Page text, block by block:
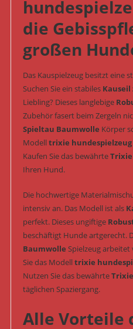
die
großen
Das Kauspielzeug besitzt eine
Suchen Sie ein stabiles Kauseil
Liebling? Dieses langlebige
Zubehör fasert beim Zergeln
Spieltau Baumwolle Körper
Modelltrixie hundespielzeug
Kaufen Sie das bewährteTrixie
Ihren Hund.
Die hochwertige
intensiv an. Das Modell ist als
perfekt. Dieses ungiftige
beschäftigt Hunde artgerecht.
Baumwolle Spielzeug
Sie das Modelltrixie
Nutzen Sie das bewährte
täglichen Spaziergang.
Alle Vorteile